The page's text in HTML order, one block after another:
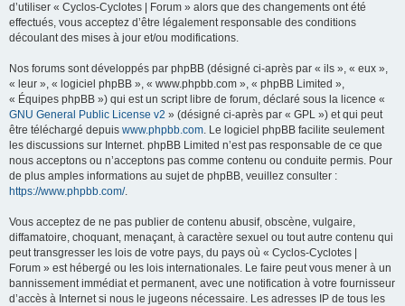
d’utiliser « Cyclos-Cyclotes | Forum » alors que des changements ont été
effectués, vous acceptez d’être légalement responsable des conditions
découlant des mises à jour et/ou modifications.
Nos forums sont développés par phpBB (désigné ci-après par « ils », « eux »,
« leur », « logiciel phpBB », « www.phpbb.com », « phpBB Limited »,
« Équipes phpBB ») qui est un script libre de forum, déclaré sous la licence «
GNU General Public License v2 » (désigné ci-après par « GPL ») et qui peut
être téléchargé depuis www.phpbb.com. Le logiciel phpBB facilite seulement
les discussions sur Internet. phpBB Limited n’est pas responsable de ce que
nous acceptons ou n’acceptons pas comme contenu ou conduite permis. Pour
de plus amples informations au sujet de phpBB, veuillez consulter :
https://www.phpbb.com/.
Vous acceptez de ne pas publier de contenu abusif, obscène, vulgaire,
diffamatoire, choquant, menaçant, à caractère sexuel ou tout autre contenu qui
peut transgresser les lois de votre pays, du pays où « Cyclos-Cyclotes |
Forum » est hébergé ou les lois internationales. Le faire peut vous mener à un
bannissement immédiat et permanent, avec une notification à votre fournisseur
d’accès à Internet si nous le jugeons nécessaire. Les adresses IP de tous les